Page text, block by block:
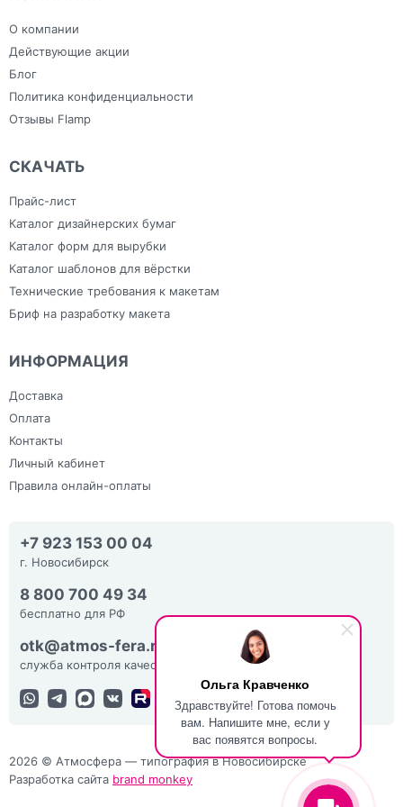
Ольга Кравченко
Здравствуйте! Готова помочь
вам. Напишите мне, если у
вас появятся вопросы.
Зонты
Изделия из ПВХ
Канцелярия
Фрезерная резка
Холсты
Широкоформатная печать
О компании
Действующие акции
Блог
Политика конфиденциальности
Отзывы Flamp
СКАЧАТЬ
Прайс-лист
Каталог дизайнерских бумаг
Каталог форм для вырубки
Каталог шаблонов для вёрстки
Технические требования к макетам
Бриф на разработку макета
ИНФОРМАЦИЯ
Доставка
Оплата
Контакты
Личный кабинет
Правила онлайн-оплаты
+7 923 153 00 04
г. Новосибирск
8 800 700 49 34
бесплатно для РФ
otk@atmos-fera.ru
служба контроля качества
2026 © Атмосфера — типография в Новосибирске
Разработка сайта brand monkey